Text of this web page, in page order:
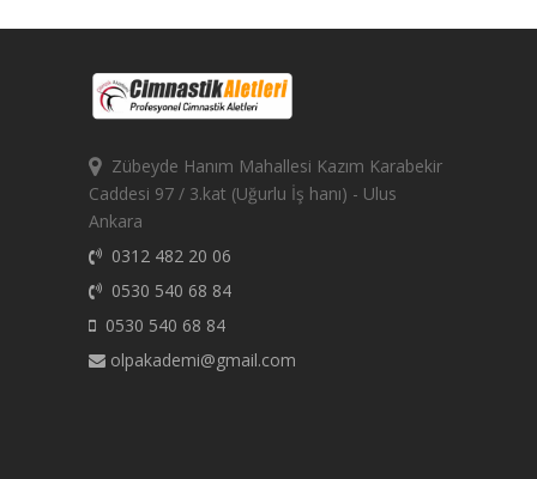
Zübeyde Hanım Mahallesi Kazım Karabekir
Caddesi 97 / 3.kat (Uğurlu İş hanı) - Ulus
Ankara
0312 482 20 06
0530 540 68 84
0530 540 68 84
olpakademi@gmail.com